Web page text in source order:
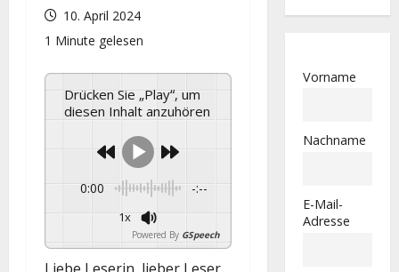
10. April 2024
1 Minute gelesen
Drücken Sie „Play“, um
diesen Inhalt anzuhören
0:00 -:--
1x
Powered By GSpeech
Vorname
Nachname
E-Mail-
Adresse